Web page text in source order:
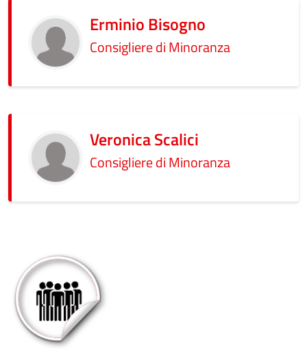
Erminio Bisogno
Consigliere di Minoranza
Veronica Scalici
Consigliere di Minoranza